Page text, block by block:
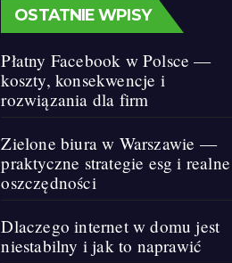
OSTATNIE WPISY
Płatny Facebook w Polsce —
koszty, konsekwencje i
rozwiązania dla firm
Zielone biura w Warszawie —
praktyczne strategie esg i realne
oszczędności
Dlaczego internet w domu jest
niestabilny i jak to naprawić